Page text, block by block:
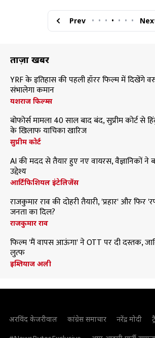
Prev • • • • • • •
ताज़ा खबरें
YRF के इतिहास की पहली हॉरर फिल्म में दिखेंगे
संभालेगा कमान
यशराज फिल्म्स
बोफोर्स मामला 40 साल बाद बंद, सुप्रीम कोर्ट से
के खिलाफ याचिका खारिज
सुप्रीम कोर्ट
AI की मदद से तैयार हुए नए वायरस, वैज्ञानिकों ने
उद्देश्य
आर्टिफिशियल इंटेलिजेंस
राजकुमार राव की दोहरी तैयारी, 'प्रहार' और
जनता का दिल?
राजकुमार राव
फिल्म 'मैं वापस आऊंगा' ने OTT पर दी दस्तक,
लुत्फ
इम्तियाज अली
अरविंद केजरीवाल कांग्रेस समाचार नरेंद्र मोदी